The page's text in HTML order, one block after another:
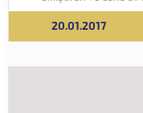
nesil kodlama teknolojisi
20.01.2017